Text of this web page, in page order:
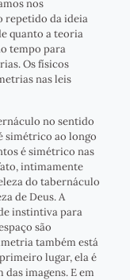
nos
repetido da ideia
quanto a teoria
tempo para
Os físicos
nas leis
no sentido
simétrico ao longo
é simétrico nas
intimamente
do tabernáculo
de Deus. A
instintiva para
são
também está
lugar, ela é
imagens. E em